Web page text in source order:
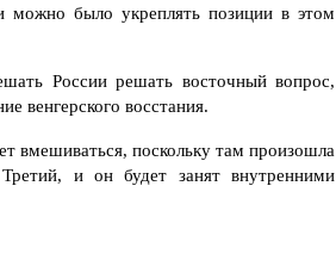
можно было укреплять позиции в этом
России решать восточный вопрос,
венгерского восстания.
вмешиваться, поскольку там произошла
и он будет занят внутренними